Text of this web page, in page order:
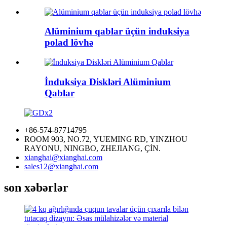
Alüminium qablar üçün induksiya
polad lövhə
İnduksiya Diskləri Alüminium
Qablar
+86-574-87714795
ROOM 903, NO.72, YUEMING RD, YINZHOU
RAYONU, NINGBO, ZHEJIANG, ÇİN.
xianghai@xianghai.com
sales12@xianghai.com
son xəbərlər